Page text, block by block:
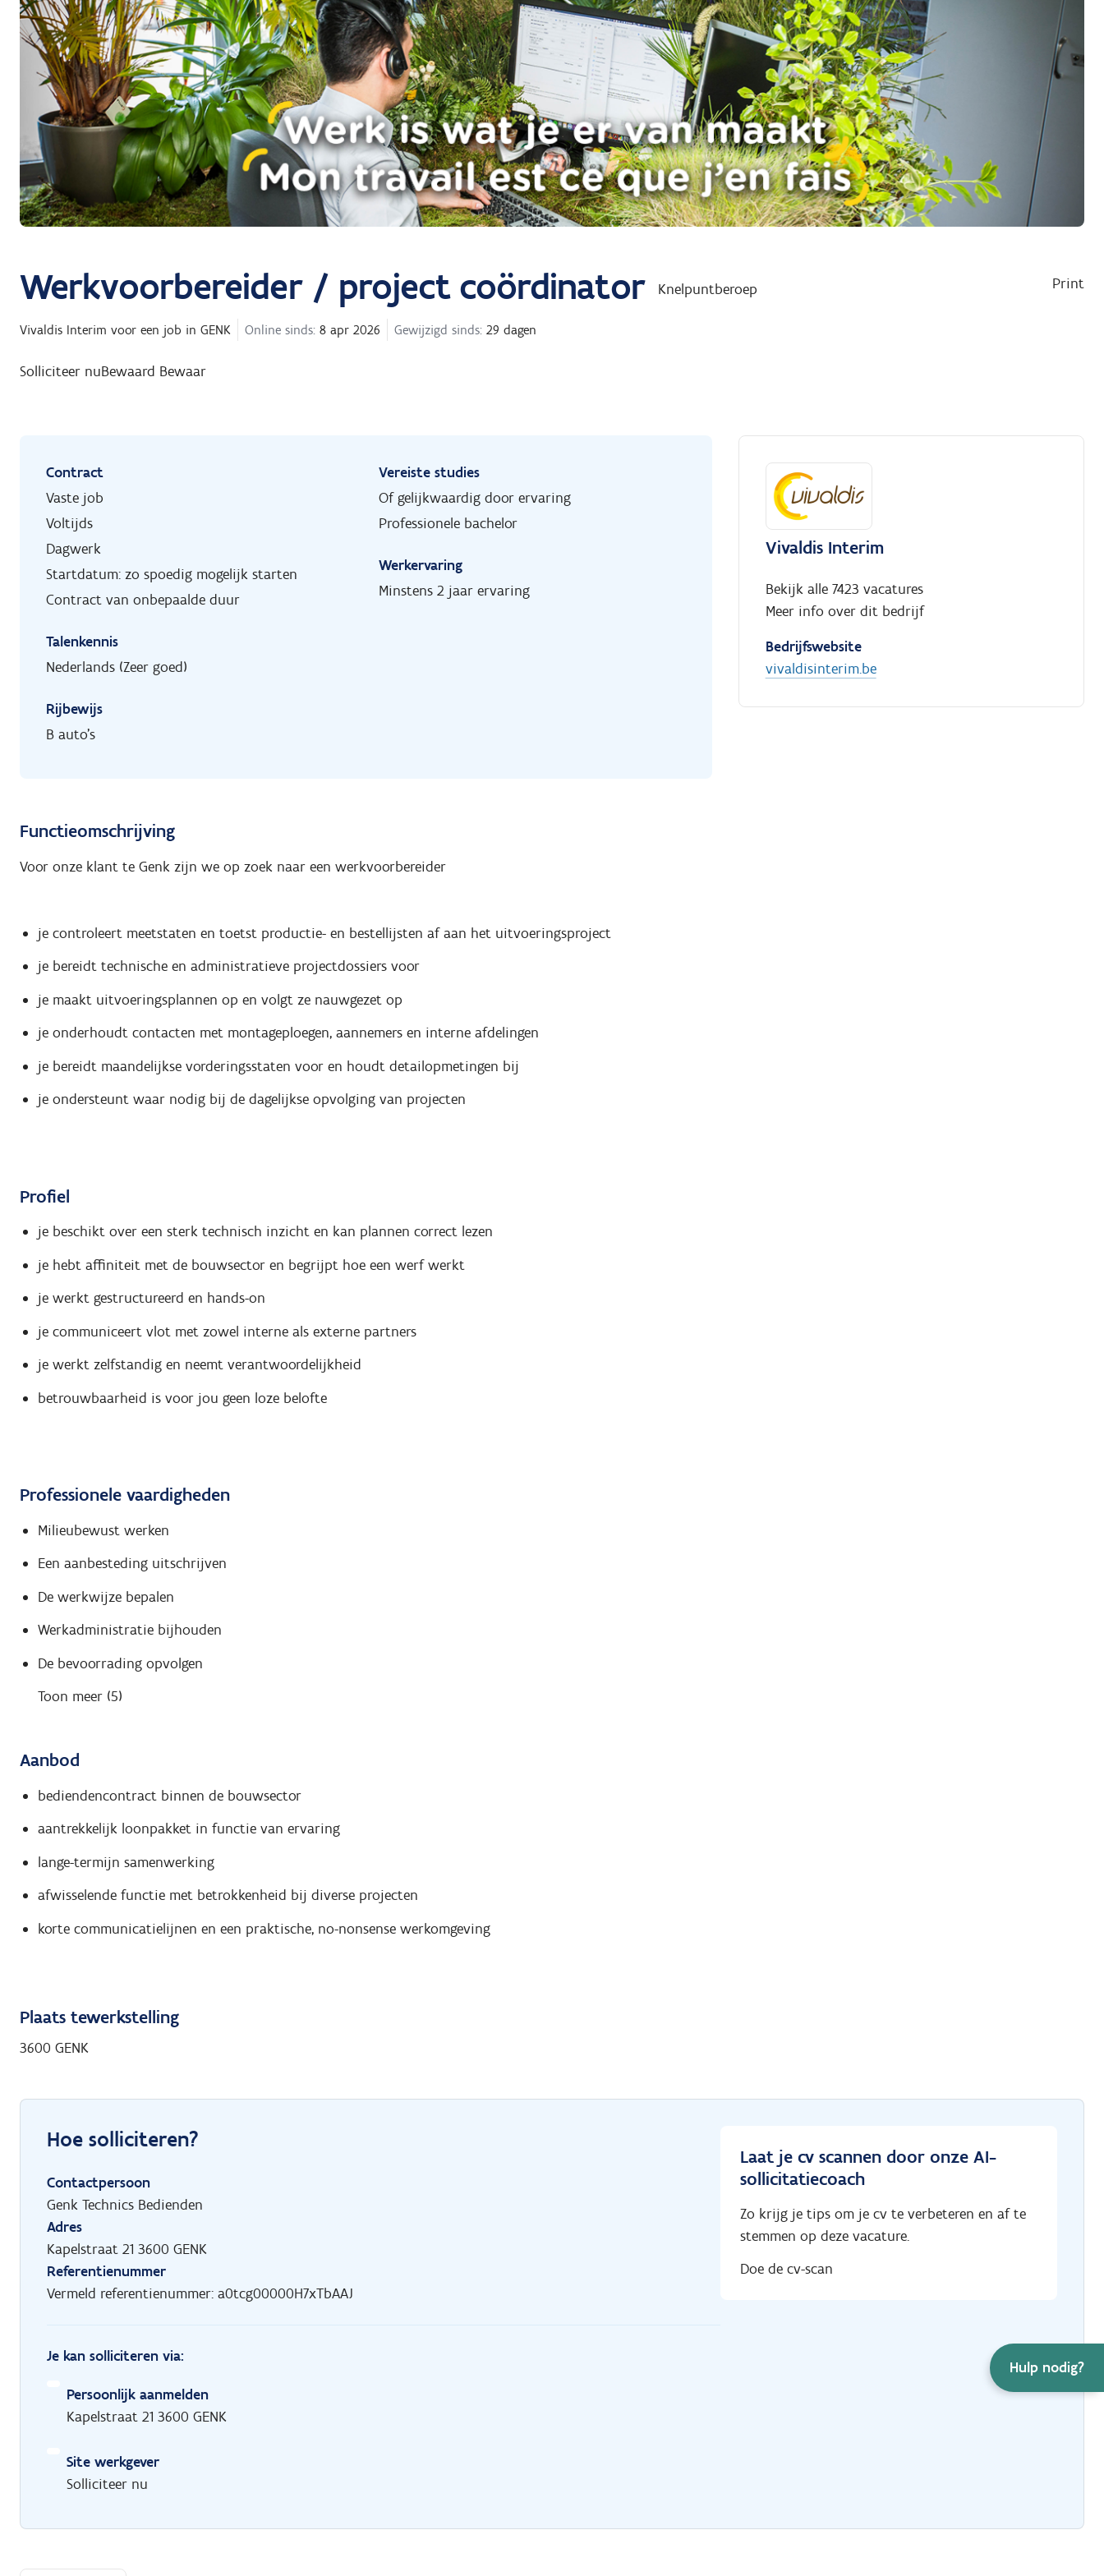
Hulp nodig?
Werkvoorbereider / project coördinator Knelpuntberoep Print
Vivaldis Interim voor een job in GENK Online sinds: 8 apr 2026 Gewijzigd sinds: 29 dagen
Solliciteer nuBewaard Bewaar
Contract
Vaste job
Voltijds
Dagwerk
Startdatum: zo spoedig mogelijk starten
Contract van onbepaalde duur
Talenkennis
Nederlands (Zeer goed)
Rijbewijs
B auto's
Vereiste studies
Of gelijkwaardig door ervaring
Professionele bachelor
Werkervaring
Minstens 2 jaar ervaring
Functieomschrijving
Voor onze klant te Genk zijn we op zoek naar een werkvoorbereider
je controleert meetstaten en toetst productie- en bestellijsten af aan het uitvoeringsproject
je bereidt technische en administratieve projectdossiers voor
je maakt uitvoeringsplannen op en volgt ze nauwgezet op
je onderhoudt contacten met montageploegen, aannemers en interne afdelingen
je bereidt maandelijkse vorderingsstaten voor en houdt detailopmetingen bij
je ondersteunt waar nodig bij de dagelijkse opvolging van projecten
Profiel
je beschikt over een sterk technisch inzicht en kan plannen correct lezen
je hebt affiniteit met de bouwsector en begrijpt hoe een werf werkt
je werkt gestructureerd en hands-on
je communiceert vlot met zowel interne als externe partners
je werkt zelfstandig en neemt verantwoordelijkheid
betrouwbaarheid is voor jou geen loze belofte
Professionele vaardigheden
Milieubewust werken
Een aanbesteding uitschrijven
De werkwijze bepalen
Werkadministratie bijhouden
De bevoorrading opvolgen
Toon meer (5)
Aanbod
bediendencontract binnen de bouwsector
aantrekkelijk loonpakket in functie van ervaring
lange-termijn samenwerking
afwisselende functie met betrokkenheid bij diverse projecten
korte communicatielijnen en een praktische, no-nonsense werkomgeving
Vivaldis Interim
Bekijk alle 7423 vacatures
Meer info over dit bedrijf
Bedrijfswebsite
vivaldisinterim.be
Plaats tewerkstelling
3600 GENK
Hoe solliciteren?
Contactpersoon
Genk Technics Bedienden
Adres
Kapelstraat 21 3600 GENK
Referentienummer
Vermeld referentienummer: a0tcg00000H7xTbAAJ
Je kan solliciteren via:
Persoonlijk aanmelden
Kapelstraat 21 3600 GENK
Site werkgever
Solliciteer nu
Laat je cv scannen door onze AI-
sollicitatiecoach
Zo krijg je tips om je cv te verbeteren en af te
stemmen op deze vacature.
Doe de cv-scan